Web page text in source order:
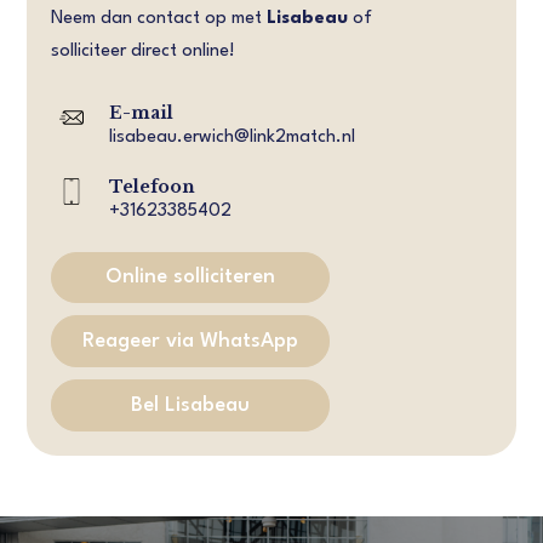
Neem dan contact op met Lisabeauof
solliciteer direct online!
E-mail
lisabeau.erwich@link2match.nl
Telefoon
+31623385402
Online solliciteren
Reageer via WhatsApp
Bel Lisabeau